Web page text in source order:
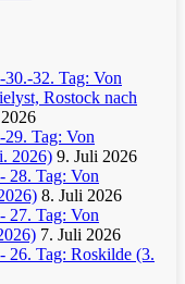
32. Tag: Von
Rostock nach
Tag: Von
2026) 9. Juli 2026
28. Tag: Von
8. Juli 2026
27. Tag: Von
7. Juli 2026
26. Tag: Roskilde (3.